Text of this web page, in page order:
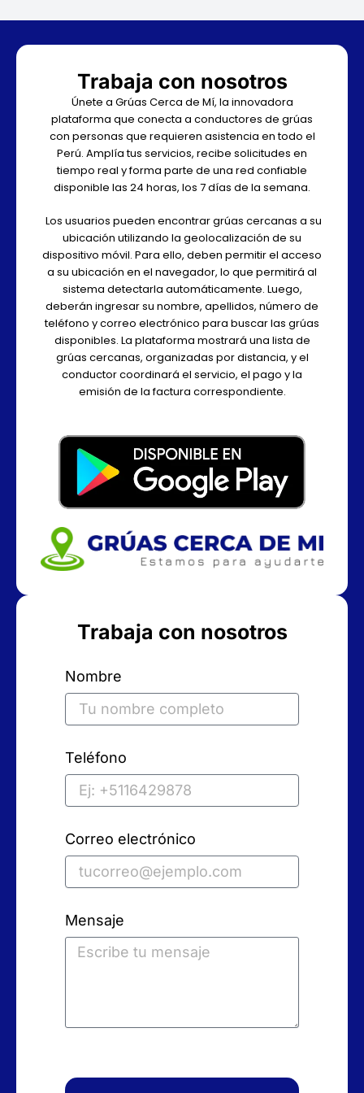
Trabaja con nosotros
Únete a Grúas Cerca de Mí, la innovadora
plataforma que conecta a conductores de grúas
con personas que requieren asistencia en todo el
Perú. Amplía tus servicios, recibe solicitudes en
tiempo real y forma parte de una red confiable
disponible las 24 horas, los 7 días de la semana.
Los usuarios pueden encontrar grúas cercanas a su
ubicación utilizando la geolocalización de su
dispositivo móvil. Para ello, deben permitir el acceso
a su ubicación en el navegador, lo que permitirá al
sistema detectarla automáticamente. Luego,
deberán ingresar su nombre, apellidos, número de
teléfono y correo electrónico para buscar las grúas
disponibles. La plataforma mostrará una lista de
grúas cercanas, organizadas por distancia, y el
conductor coordinará el servicio, el pago y la
emisión de la factura correspondiente.
Trabaja con nosotros
Nombre
Teléfono
Correo electrónico
Mensaje